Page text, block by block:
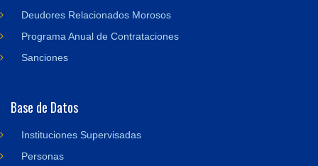
Deudores Relacionados Morosos
Programa Anual de Contrataciones
Sanciones
Base de Datos
Instituciones Supervisadas
Personas